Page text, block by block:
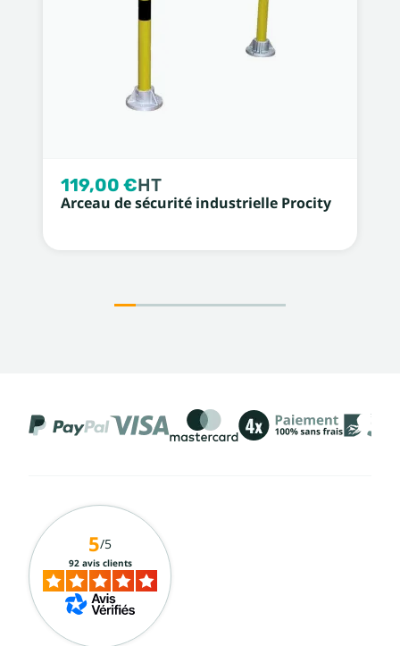
119,00 €HT
Arceau de sécurité industrielle Procity
5/5
92 avis clients